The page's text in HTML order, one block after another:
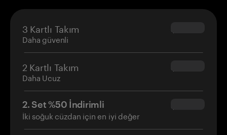
3 Kartlı Takım
Daha güvenli
$69.90
2 Kartlı Takım
Daha Ucuz
$54.90
2. Set %50 İndirimli
İki soğuk cüzdan için en iyi değer
$34.95